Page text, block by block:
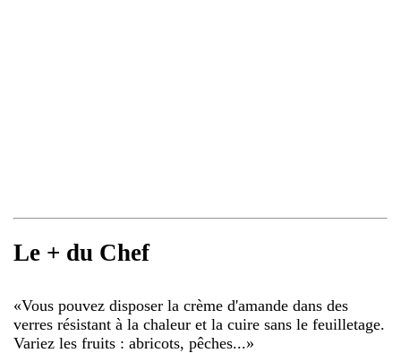
Le + du Chef
«Vous pouvez disposer la crème d'amande dans des
verres résistant à la chaleur et la cuire sans le feuilletage.
Variez les fruits : abricots, pêches...»